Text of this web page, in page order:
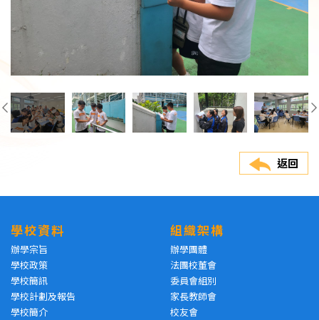
返回
學校資料
辦學宗旨
學校政策
學校簡訊
學校計劃及報告
學校簡介
組織架構
辦學團體
法團校董會
委員會組別
家長教師會
校友會